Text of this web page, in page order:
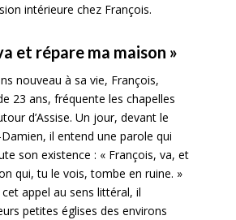
intérieure chez François.
et répare ma maison »
nouveau à sa vie, François,
23 ans, fréquente les chapelles
d’Assise. Un jour, devant le
il entend une parole qui
son existence : « François, va, et
qui, tu le vois, tombe en ruine. »
cet appel au sens littéral, il
petites églises des environs